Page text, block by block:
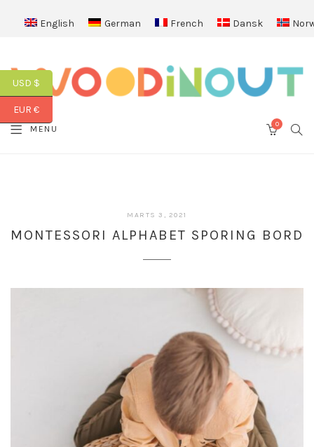
English German French Dansk
MENU 0
MARTS 3, 2021
MONTESSORI ALPHABET SPORING BORD
USD $
EUR €